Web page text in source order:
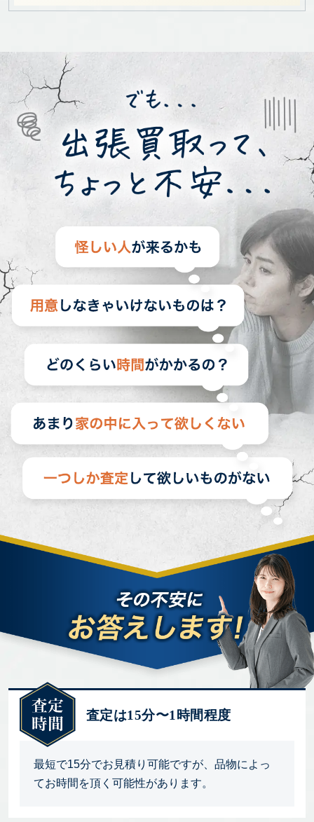
査定は15分〜1時間程度
最短で15分でお見積り可能ですが、品物によっ
てお時間を頂く可能性があります。